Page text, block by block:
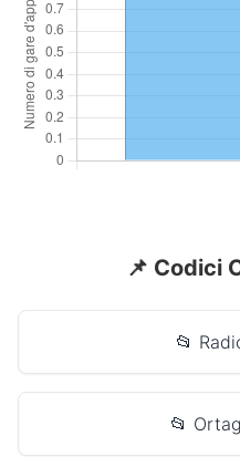
📌 Codici
📂
📂